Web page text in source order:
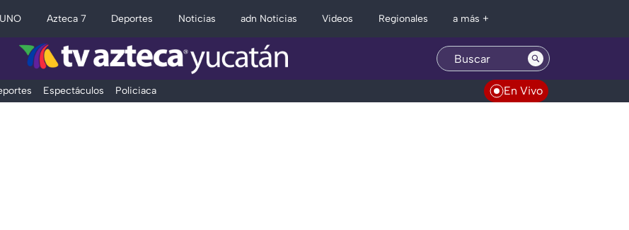
Azteca 7 Deportes Noticias adn Noticias Videos Regionales a más +
Espectáculos Policiaca En Vivo